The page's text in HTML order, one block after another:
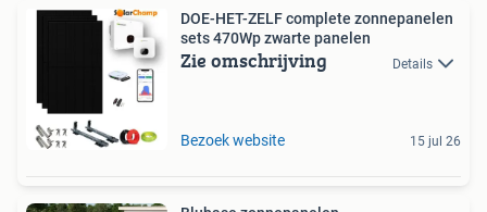
DOE-HET-ZELF complete zonnepanelen
sets 470Wp zwarte panelen
Zie omschrijving Details
Bezoek website 15 jul 26